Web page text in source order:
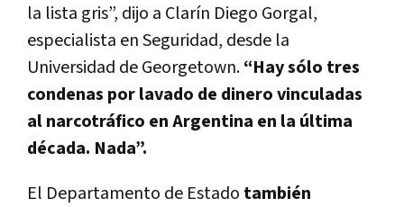
la lista gris”, dijo a Clarín Diego Gorgal,
especialista en Seguridad, desde la
Universidad de Georgetown.“Hay sólo tres
condenas por lavado de dinero vinculadas
al narcotráfico en Argentina en la última
década. Nada”.
El Departamento de Estado también